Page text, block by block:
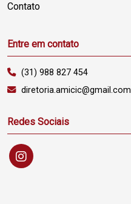
Contato
Entre em contato
(31) 988 827 454
diretoria.amicic@gmail.com
Redes Sociais